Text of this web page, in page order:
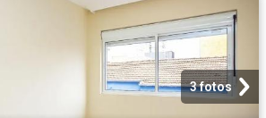
3 fotos